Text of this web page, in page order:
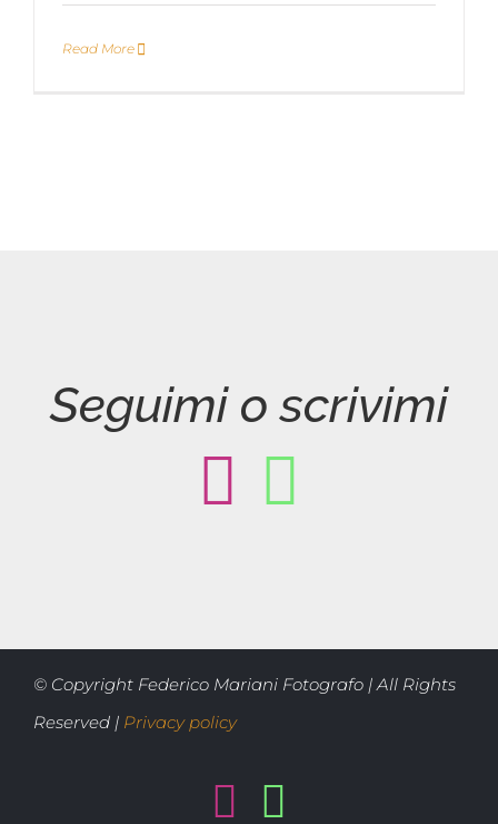
Read More
Seguimi o scrivimi
© Copyright Federico Mariani Fotografo | All Rights
Reserved | Privacy policy